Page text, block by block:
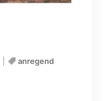
anregend